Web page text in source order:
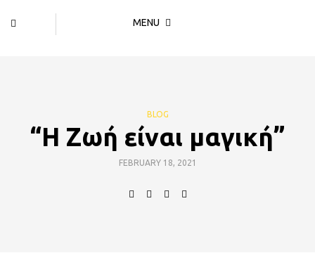
MENU
BLOG
“Η Ζωή είναι μαγική”
FEBRUARY 18, 2021